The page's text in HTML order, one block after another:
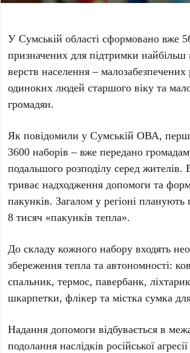
У Сумській області сформовано вже
призначених для підтримки
верств населення – малозабезпечених
одиноких людей старшого віку та
громадян.
Як повідомили у Сумській ОВА,
3600 наборів – вже передано
подальшого розподілу серед жителів.
триває надходження допомоги та
пакунків. Загалом у регіоні
8 тисяч «пакунків тепла».
До складу кожного набору входять
збереження тепла та автономності:
спальник, термос, павербанк,
шкарпетки, флікер та містка сумка
Надання допомоги відбувається в
подолання наслідків російської